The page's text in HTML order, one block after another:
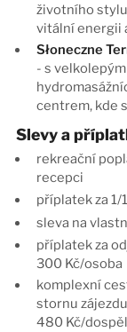
životního
vitální energii
Słoneczne
- s
centrem, kde
Slevy a
rekreační
recepci
příplatek za 1/
sleva na
příplatek za
300 Kč/osoba
komplexní
stornu
480 Kč/